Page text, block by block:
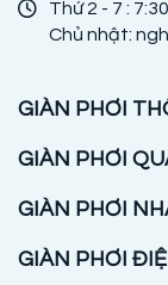
Thứ 2 - 7 :
Chủ nhật:
GIÀN PHƠI
GIÀN PHƠI
GIÀN PHƠI
GIÀN PHƠI